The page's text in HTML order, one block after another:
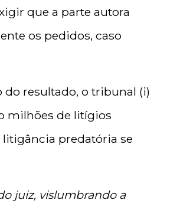
que a parte autora
os pedidos, caso
resultado, o tribunal (i)
milhões de litígios
predatória se
juiz, vislumbrando a